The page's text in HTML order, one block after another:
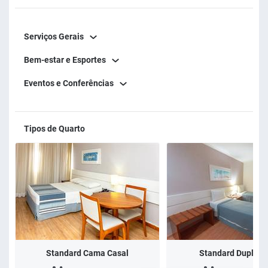
do Centro de Convenções de Salvador.
Serviços Gerais
Bem-estar e Esportes
Eventos e Conferências
Tipos de Quarto
Standard Cama Casal Standard Duplo